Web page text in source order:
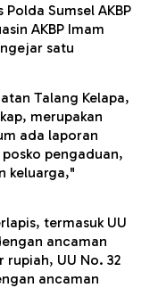
Sumsel AKBP
AKBP Imam
satu
Talang Kelapa,
merupakan
ada laporan
pengaduan,
keluarga,"
termasuk UU
ancaman
UU No. 32
ancaman